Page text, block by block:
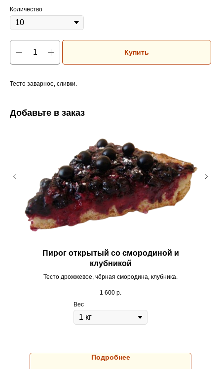
Количество
Купить
Тесто заварное, сливки.
Добавьте в заказ
Пирог открытый со смородиной и
клубникой
Тесто дрожжевое, чёрная смородина, клубника.
1 600 р.
Вес
Подробнее